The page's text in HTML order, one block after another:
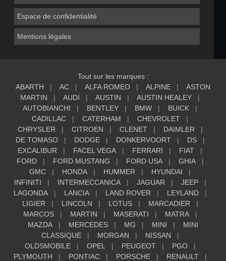
Espace de confidentialité
Mentions légales
Tout sur les marques :
ABARTH
AC ALFA ROMEO ALPINE
ASTON
MARTIN
AUDI AUSTIN
AUSTIN HEALEY
AUTOBIANCHI
BENTLEY BMW
BUICK
CADILLAC
CATERHAM
CHEVROLET
CHRYSLER
CITROEN CLENET
DAIMLER
DE TOMASO
DODGE DONKERVOORT
DS
EXCALIBUR
FACEL VEGA FERRARI
FIAT
FORD
FORD MUSTANG FORD USA
GHIA
GMC
HONDA HUMMER
HYUNDAI
INFINITI
INTERMECCANICA JAGUAR
JEEP
LAGONDA
LANCIA LAND ROVER
LEYLAND
LIGIER
LINCOLN LOTUS
MARCADIER
MARCOS
MARTIN MASERATI
MATRA
MAZDA
MERCEDES MG MINI
MINI
CLASSIQUE
MORGAN
NISSAN
OLDSMOBILE
OPEL PEUGEOT
PGO
PLYMOUTH
PONTIAC PORSCHE RENAULT